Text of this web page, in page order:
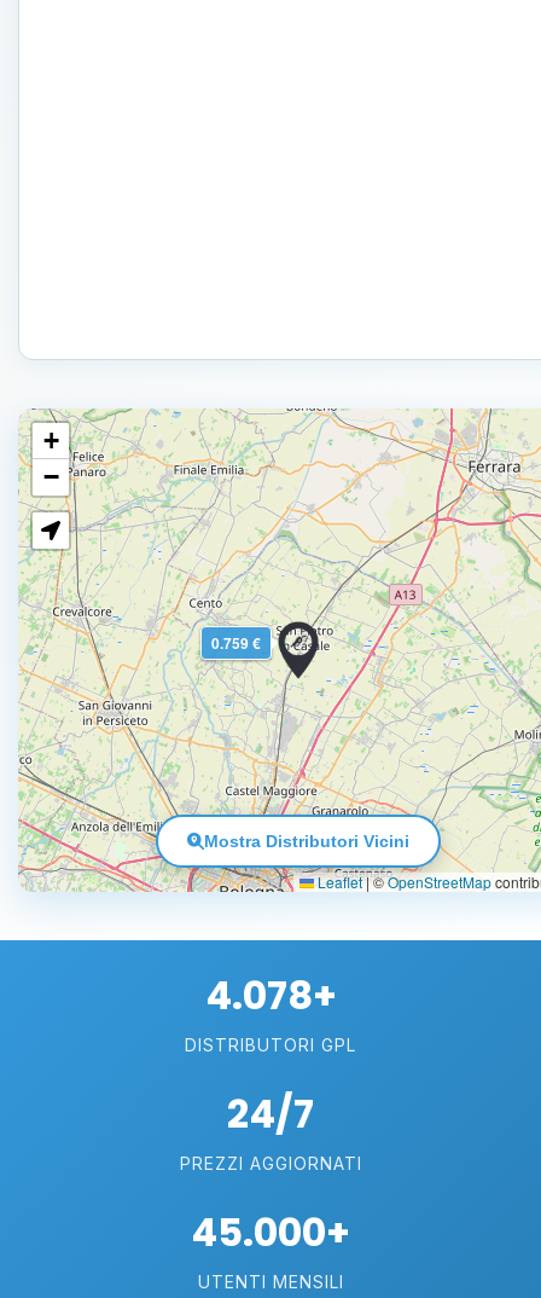
0.759 €
+
−
Leaflet|©OpenStreetMap
Mostra Distributori Vicini
4.078+
DISTRIBUTORI GPL
24/7
PREZZI AGGIORNATI
45.000+
UTENTI MENSILI